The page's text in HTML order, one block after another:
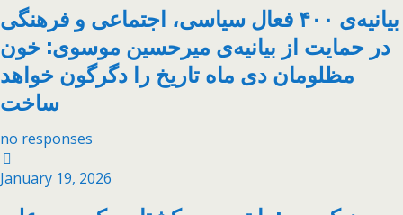
بیانیه‌ی ۴۰۰ فعال سیاسی، اجتماعی و فرهنگی
در حمایت از بیانیه‌ی میرحسین موسوی: خون
مظلومان دی ماه تاریخ را دگرگون خواهد
ساخت
no responses
January 19, 2026